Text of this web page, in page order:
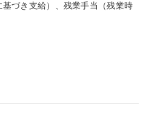
づき支給）、残業手当（残業時